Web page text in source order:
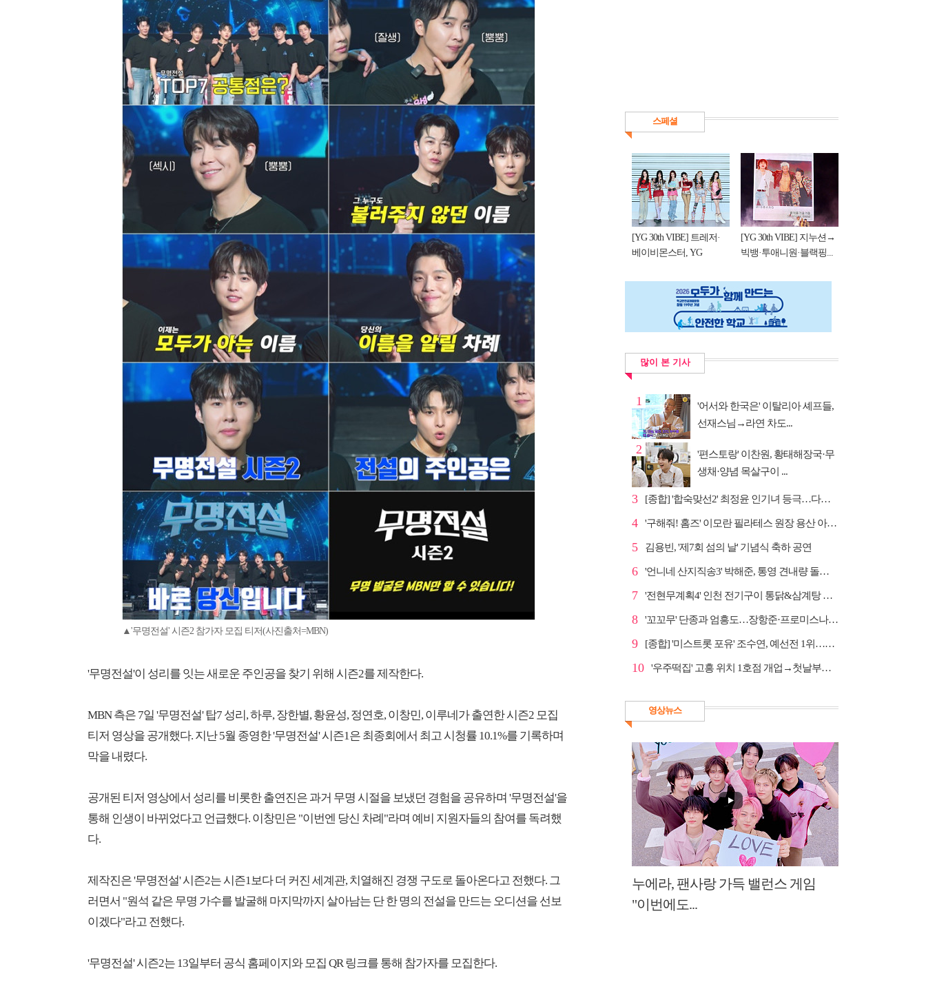
▲'무명전설' 시즌2 참가자 모집 티저(사진출처=MBN)
'무명전설'이 성리를 잇는 새로운 주인공을 찾기 위해 시즌2를 제작한다.
MBN 측은 7일 '무명전설' 탑7 성리, 하루, 장한별, 황윤성, 정연호, 이창민, 이루네가 출연한 시즌2 모집
티저 영상을 공개했다. 지난 5월 종영한 '무명전설' 시즌1은 최종회에서 최고 시청률 10.1%를 기록하며
막을 내렸다.
공개된 티저 영상에서 성리를 비롯한 출연진은 과거 무명 시절을 보냈던 경험을 공유하며 '무명전설'을
통해 인생이 바뀌었다고 언급했다. 이창민은 "이번엔 당신 차례"라며 예비 지원자들의 참여를 독려했
다.
제작진은 '무명전설' 시즌2는 시즌1보다 더 커진 세계관, 치열해진 경쟁 구도로 돌아온다고 전했다. 그
러면서 "원석 같은 무명 가수를 발굴해 마지막까지 살아남는 단 한 명의 전설을 만드는 오디션을 선보
이겠다"라고 전했다.
'무명전설' 시즌2는 13일부터 공식 홈페이지와 모집 QR 링크를 통해 참가자를 모집한다.
스페셜
[YG 30th VIBE] 트레저·
베이비몬스터, YG
[YG 30th VIBE] 지누션→
빅뱅·투애니원·블랙핑...
많이 본 기사
1
'어서와 한국은' 이탈리아 셰프들,
선재스님→라연 차도...
2
'편스토랑' 이찬원, 황태해장국·무
생채·양념 목살구이 ...
3 [종합] '합숙맞선2' 최정윤 인기녀 등극…다음주 마지막...
4 '구해줘! 홈즈' 이모란 필라테스 원장 용산 아파트 방...
5 김용빈, '제7회 섬의 날' 기념식 축하 공연
6 '언니네 산지직송3' 박해준, 통영 견내량 돌미역 조업 ...
7 '전현무계획4' 인천 전기구이 통닭&삼계탕 노포 맛집 탐방
8 '꼬꼬무' 단종과 엄흥도…장항준·프로미스나인 이채영·...
9 [종합] '미스트롯 포유' 조수연, 예선전 1위…신윤승 지...
10 '우주떡집' 고흥 위치 1호점 개업→첫날부터 大위기
영상뉴스
누에라, 팬사랑 가득 밸런스 게임
"이번에도...